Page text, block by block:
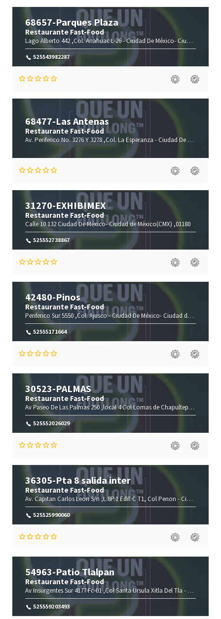
68657-Parques Plaza
Restaurante Fast-Food
Lago Alberto 442 ,Col. Anahuac L-26 -Ciudad De México-Ciudad de México(CMX)
525543982287
68477-Las Antenas
Restaurante Fast-Food
Av. Periferico No. 3276 Y 3278 ,Col. La Esperanza -Ciudad De México-
31270-EXHIBIMEX
Restaurante Fast-Food
Calle 10 132Ciudad De México-Ciudad de México(CMX) ,01180
525552738867
42480-Pinos
Restaurante Fast-Food
Periferico Sur 5550 ,Col. Ajusco -Ciudad De México-Ciudad de México(CMX)
52555171664
30523-PALMAS
Restaurante Fast-Food
Av Paseo De Las Palmas 250 ,local 4 Col Lomas de Chapultep -Ciudad
525552026029
36305-Pta 8 salida inter
Restaurante Fast-Food
Av. Capitan Carlos Leon S/n ,L.8P.1 Edif. C T1, Col Penon -Ciudad De México-
525525990060
54963-Patio Tlalpan
Restaurante Fast-Food
Av Insurgentes Sur 4177 Fc-01 ,Col Santa Ursula Xitla Del Tla -
Ciudad De
525559203493